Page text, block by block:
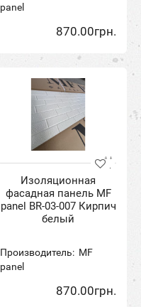
panel
870.00грн.
Изоляционная
фасадная панель MF
panel BR-03-007 Кирпич
белый
Производитель: MF
panel
870.00грн.